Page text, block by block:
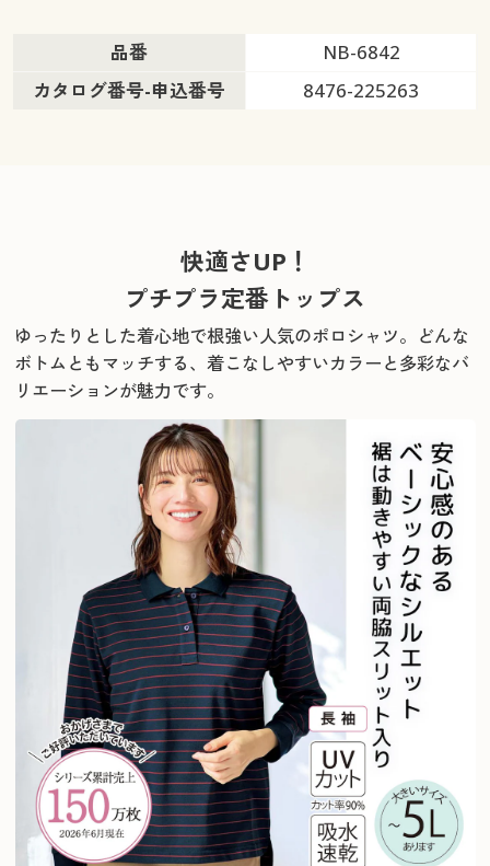
品番
NB-6842
カタログ番号-申込番号
8476-225263
快適さUP！
プチプラ定番トップス
ゆったりとした着心地で根強い人気のポロシャツ。 どんな
ボトムともマッチする、着こなしやすいカラーと多彩なバ
リエーションが魅力です。